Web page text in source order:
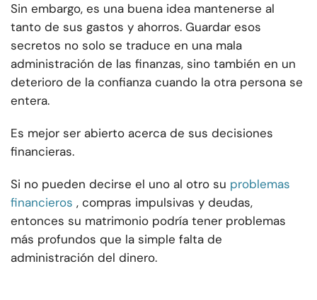
Sin embargo, es una buena idea mantenerse al
tanto de sus gastos y ahorros. Guardar esos
secretos no solo se traduce en una mala
administración de las finanzas, sino también en un
deterioro de la confianza cuando la otra persona se
entera.
Es mejor ser abierto acerca de sus decisiones
financieras.
Si no pueden decirse el uno al otro su problemas
financieros , compras impulsivas y deudas,
entonces su matrimonio podría tener problemas
más profundos que la simple falta de
administración del dinero.